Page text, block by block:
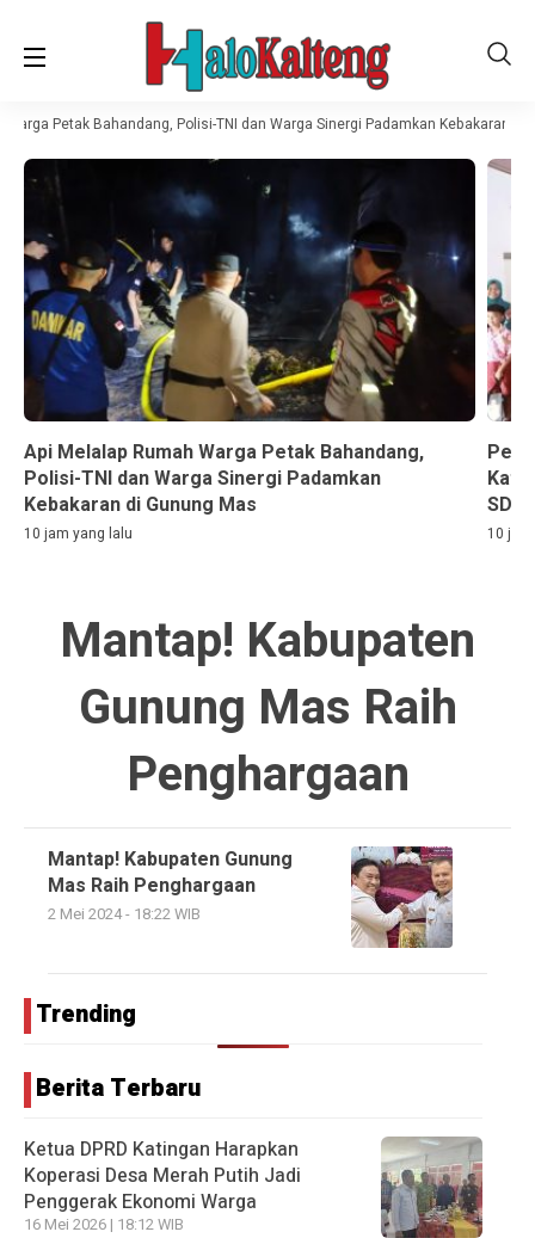
Petak Bahandang, Polisi-TNI dan Warga Sinergi Padamkan Kebakaran di
Api Melalap Rumah Warga Petak Bahandang,
Polisi-TNI dan Warga Sinergi Padamkan
Kebakaran di Gunung Mas
10 jam yang lalu
SD
10
Mantap! Kabupaten
Gunung Mas Raih
Penghargaan
Mantap! Kabupaten Gunung
Mas Raih Penghargaan
2 Mei 2024 - 18:22 WIB
Trending
Berita Terbaru
Ketua DPRD Katingan Harapkan
Koperasi Desa Merah Putih Jadi
Penggerak Ekonomi Warga
16 Mei 2026 | 18:12 WIB